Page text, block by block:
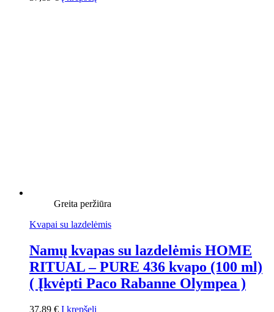
Greita peržiūra
Kvapai su lazdelėmis
Namų kvapas su lazdelėmis HOME
RITUAL – PURE 436 kvapo (100 ml)
( Įkvėpti Paco Rabanne Olympea )
37,89 € Į krepšelį